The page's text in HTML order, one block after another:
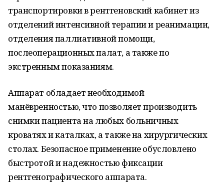
транспортировки в рентгеновский кабинет из
отделений интенсивной терапии и реанимации,
отделения паллиативной помощи,
послеоперационных палат, а также по
экстренным показаниям.
Аппарат обладает необходимой
манёвренностью, что позволяет производить
снимки пациента на любых больничных
кроватях и каталках, а также на хирургических
столах. Безопасное применение обусловлено
быстротой и надежностью фиксации
рентгенографического аппарата.